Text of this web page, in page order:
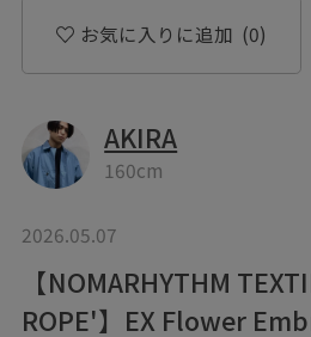
お気に入りに追加 (0)
AKIRA
160cm
2026.05.07
【NOMARHYTHM
ROPE'】EX Flower